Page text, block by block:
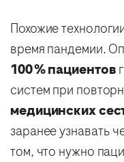
Похожие
время пандемии.
100 % пациентов
систем при
медицинских
заранее узнавать
том, что нужно